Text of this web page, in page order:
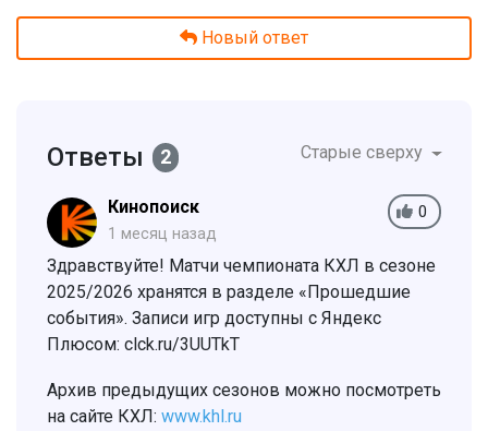
Новый ответ
Ответы 2 Старые сверху
0
Кинопоиск
1 месяц назад
Здравствуйте! Матчи чемпионата КХЛ в сезоне
2025/2026 хранятся в разделе «Прошедшие
события». Записи игр доступны с Яндекс
Плюсом: clck.ru/3UUTkT
Архив предыдущих сезонов можно посмотреть
на сайте КХЛ: www.khl.ru